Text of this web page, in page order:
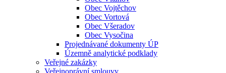
Obec Vojtěchov
Obec Vortová
Obec Všeradov
Obec Vysočina
Projednávané dokumenty ÚP
Územně analytické podklady
Veřejné zakázky
Veřejnoprávní smlouvy